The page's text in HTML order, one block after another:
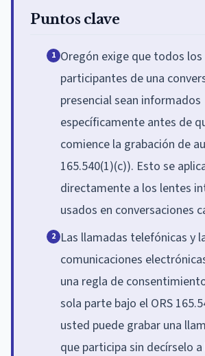
Puntos clave
1 Oregón exige que todos los
participantes de una
presencial sean informados
específicamente antes de
comience la grabación de
165.540(1)(c)). Esto se
directamente a los lentes
usados en conversaciones
2 Las llamadas telefónicas y
comunicaciones
una regla de
sola parte bajo el ORS
usted puede grabar una
que participa sin decírselo